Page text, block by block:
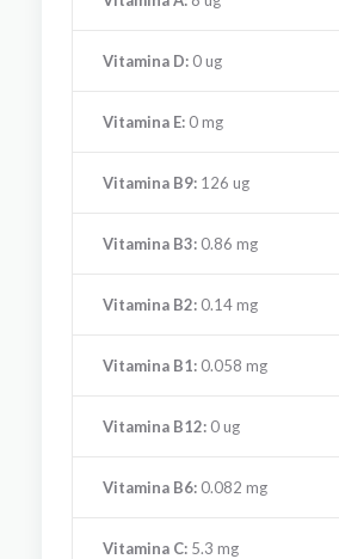
Vitamina D: 0 ug
Vitamina E: 0 mg
Vitamina B9: 126 ug
Vitamina B3: 0.86 mg
Vitamina B2: 0.14 mg
Vitamina B1: 0.058 mg
Vitamina B12: 0 ug
Vitamina B6: 0.082 mg
Vitamina C: 5.3 mg